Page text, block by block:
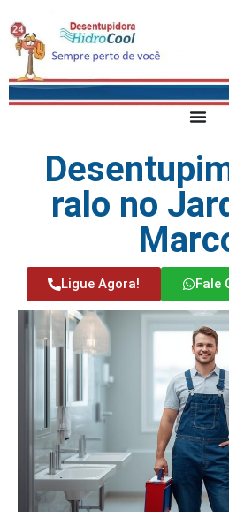
ralo no
Ligue Agora! Fale